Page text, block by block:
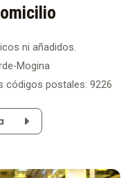
ni añadidos.
Mogina
códigos postales: 9226